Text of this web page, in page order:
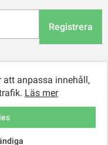
Registrera
AB
att anpassa innehåll,
Läs mer